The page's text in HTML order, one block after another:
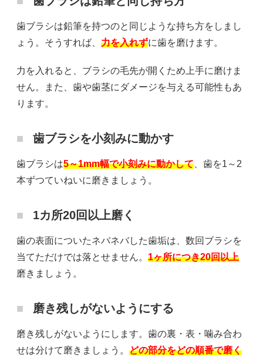
歯ブラシは鉛筆を持つのと同じような持ち方をしまし
ょう。そうすれば、 力を入れずに歯を磨けます。
力を入れると、ブラシの毛先が開くため上手に磨けま
せん。また、歯や歯茎にダメージを与える可能性もあ
ります。
歯ブラシを小刻みに動かす
歯ブラシは5～1mm幅で小刻みに動かして、歯を1～2
本ずつていねいに磨きましょう。
1カ所20回以上磨く
歯の表面についたネバネバした歯垢は、数回ブラシを
当てただけでは落とせません。 1ヶ所につき20回以上
磨きましょう。
磨き残しがないようにする
磨き残しがないようにします。歯の裏・表・噛み合わ
せは分けて磨きましょう。 どの部分をどの順番で磨く